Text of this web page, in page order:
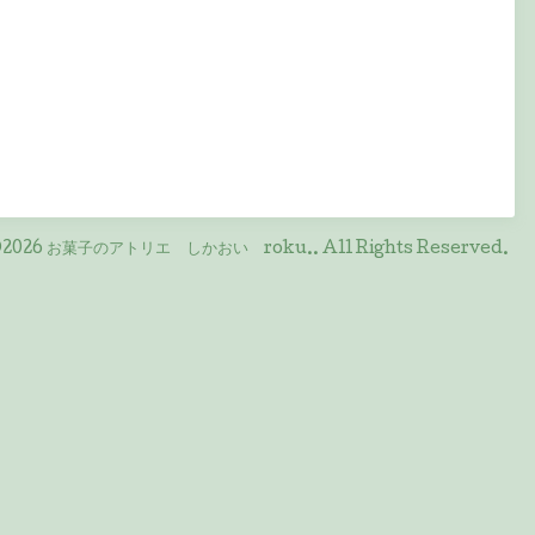
お菓子のアトリエ しかおい roku.. All Rights Reserved.